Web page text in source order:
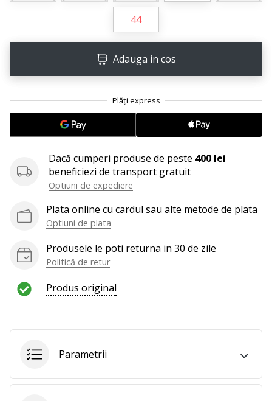
•
Devino
brandului
nostru
volei
fan
al
ca
și
noi?
Alătură-
ca
Ambasador
44
Adauga in cos
Dacă cumperi produse de peste 400 lei
beneficiezi de transport gratuit
Optiuni de expediere
Plata online cu cardul sau alte metode de plata
Optiuni de plata
Produsele le poti returna in 30 de zile
Politică de retur
Produs original
Parametrii